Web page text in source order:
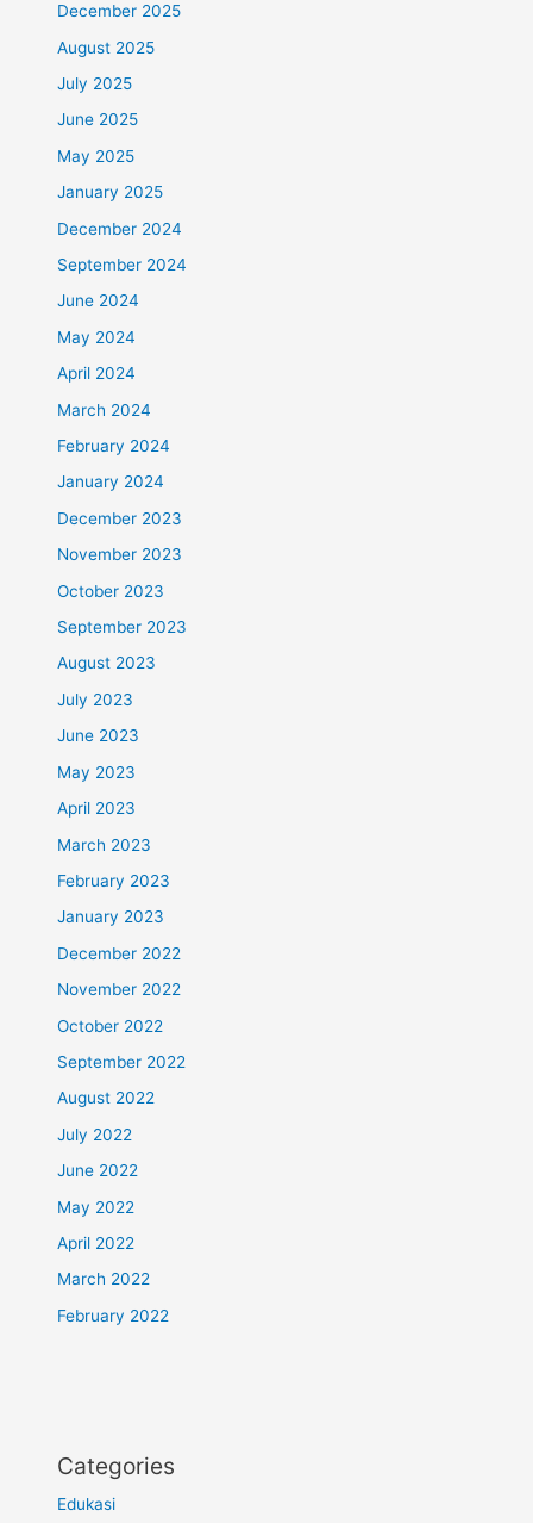
December 2025
August 2025
July 2025
June 2025
May 2025
January 2025
December 2024
September 2024
June 2024
May 2024
April 2024
March 2024
February 2024
January 2024
December 2023
November 2023
October 2023
September 2023
August 2023
July 2023
June 2023
May 2023
April 2023
March 2023
February 2023
January 2023
December 2022
November 2022
October 2022
September 2022
August 2022
July 2022
June 2022
May 2022
April 2022
March 2022
February 2022
Categories
Edukasi